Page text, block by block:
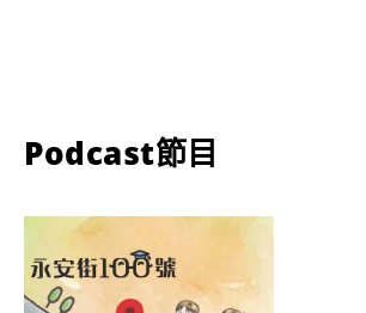
Podcast節目